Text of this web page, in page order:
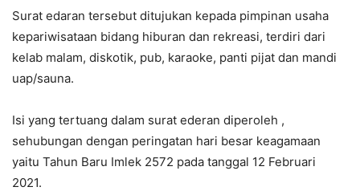
Surat edaran tersebut ditujukan kepada pimpinan usaha
kepariwisataan bidang hiburan dan rekreasi, terdiri dari
kelab malam, diskotik, pub, karaoke, panti pijat dan mandi
uap/sauna.
Isi yang tertuang dalam surat ederan diperoleh ,
sehubungan dengan peringatan hari besar keagamaan
yaitu Tahun Baru Imlek 2572 pada tanggal 12 Februari
2021.